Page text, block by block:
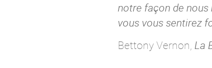
notre façon de nous
vous vous sentirez
Bettony Vernon, La